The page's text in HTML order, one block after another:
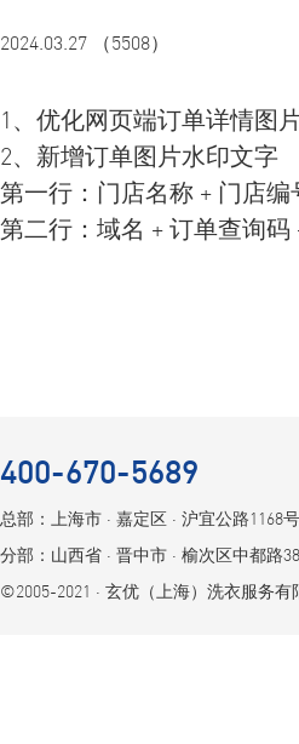
2024.03.27 （5508）
1、优化网页端订单详情图
2、新增订单图片水印文字
第一行：门店名称 + 门店编
第二行：域名 + 订单查询码
400-670-5689
总部：上海市 ⋅ 嘉定区 ⋅ 沪宜公路1168
分部：山西省 ⋅ 晋中市 ⋅ 榆次区中都路
©2005-2021 ⋅ 玄优（上海）洗衣服务有